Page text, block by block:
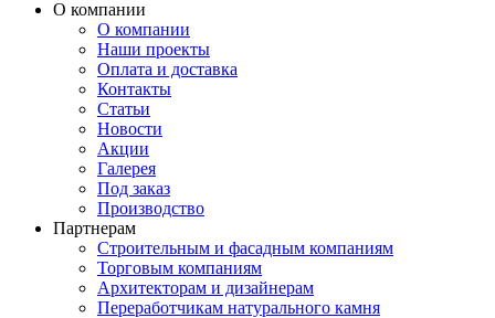
О компании
О компании
Наши проекты
Оплата и доставка
Контакты
Статьи
Новости
Акции
Галерея
Под заказ
Производство
Партнерам
Строительным и фасадным компаниям
Торговым компаниям
Архитекторам и дизайнерам
Переработчикам натурального камня